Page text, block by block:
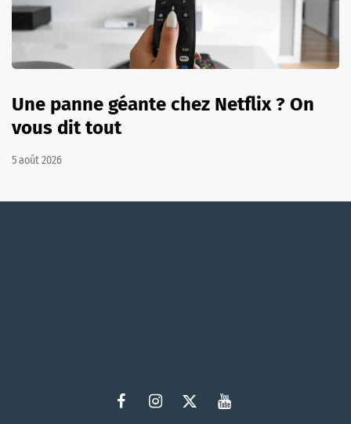
Une panne géante chez Netflix ? On
vous dit tout
5 août 2026